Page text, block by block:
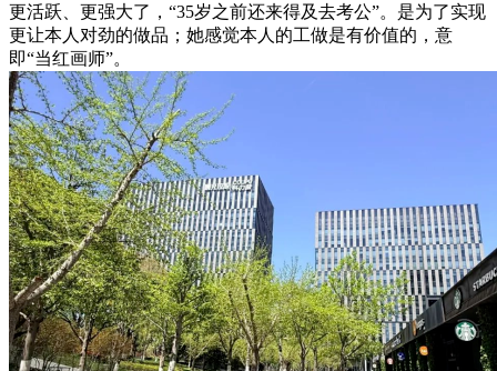
更活跃、更强大了，“35岁之前还来得及去考公”。是为了实现
更让本人对劲的做品；她感觉本人的工做是有价值的，意
即“当红画师”。